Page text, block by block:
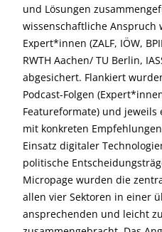
und Lösungen
wissenschaftliche
Expert*innen (ZALF, IÖW,
RWTH Aachen/ TU Berlin,
abgesichert. Flankiert
Podcast-Folgen
Featureformate) und jeweils
mit konkreten
Einsatz digitaler
politische
Micropage wurden die
allen vier Sektoren in einer
ansprechenden und leicht